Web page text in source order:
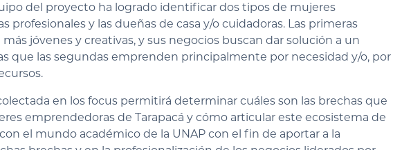
del proyecto ha logrado identificar dos tipos de mujeres
profesionales y las dueñas de casa y/o cuidadoras. Las primeras
jóvenes y creativas, y sus negocios buscan dar solución a un
que las segundas emprenden principalmente por necesidad y/o, por
en los focus permitirá determinar cuáles son las brechas que
emprendedoras de Tarapacá y cómo articular este ecosistema de
el mundo académico de la UNAP con el fin de aportar a la